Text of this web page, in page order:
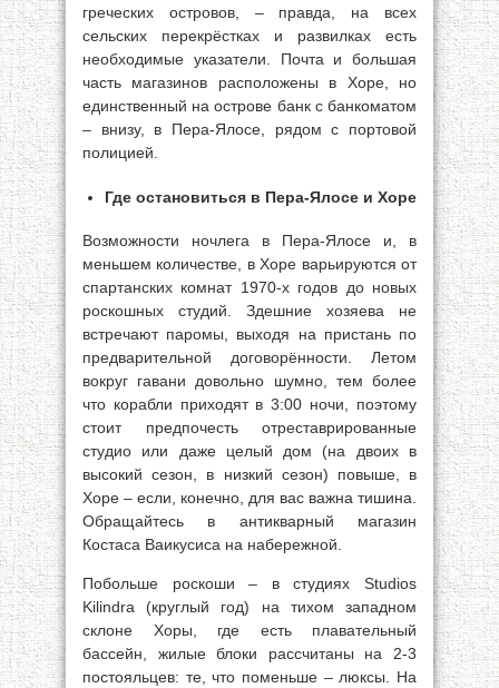
греческих островов, – правда, на всех
сельских перекрёстках и развилках есть
необходимые указатели. Почта и большая
часть магазинов расположены в Хоре, но
единственный на острове банк с банкоматом
– внизу, в Пера-Ялосе, рядом с портовой
полицией.
Где остановиться в Пера-Ялосе и Хоре
Возможности ночлега в Пера-Ялосе и, в
меньшем количестве, в Хоре варьируются от
спартанских комнат 1970-х годов до новых
роскошных студий. Здешние хозяева не
встречают паромы, выходя на пристань по
предварительной договорённости. Летом
вокруг гавани довольно шумно, тем более
что корабли приходят в 3:00 ночи, поэтому
стоит предпочесть отреставрированные
студио или даже целый дом (на двоих в
высокий сезон, в низкий сезон) повыше, в
Хоре – если, конечно, для вас важна тишина.
Обращайтесь в антикварный магазин
Костаса Ваикусиса на набережной.
Побольше роскоши – в студиях Studios
Kilindra (круглый год) на тихом западном
склоне Хоры, где есть плавательный
бассейн, жилые блоки рассчитаны на 2-3
постояльцев: те, что поменьше – люксы. На